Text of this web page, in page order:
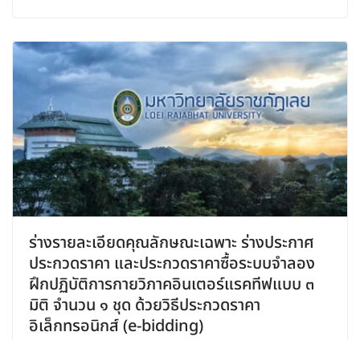
ร่างรายละเอียดคุณลักษณะเฉพาะ ร่างประกาศ
ประกวดราคา และประกวดราคาซื้อระบบจำลอง
ฝึกปฏิบัติการกายวิภาคอินเตอร์แรคทีฟแบบ ๓
มิติ จำนวน ๑ ชุด ด้วยวิธีประกวดราคา
อิเล็กทรอนิกส์ (e-bidding)